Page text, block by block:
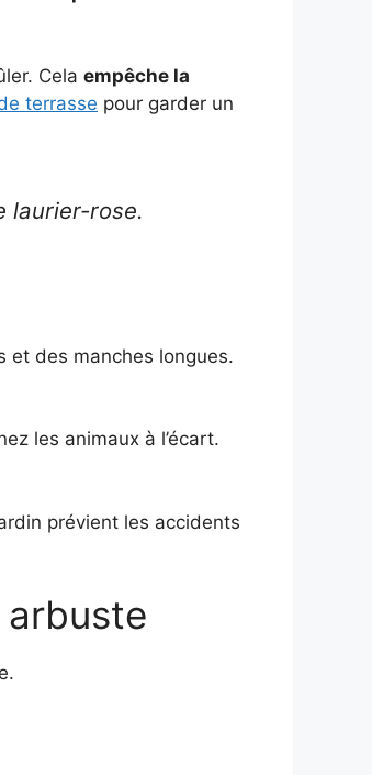
Cela empêche la
terrasse pour garder un
laurier-rose.
et des manches longues.
les animaux à l’écart.
prévient les accidents